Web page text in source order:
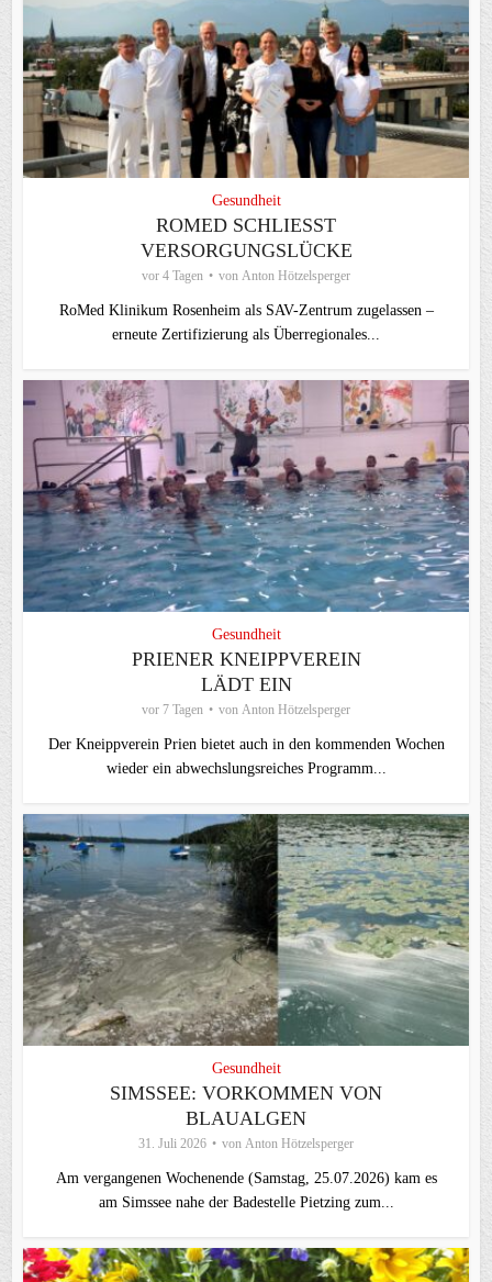
Gesundheit
ROMED SCHLIESST V
ERSORGUNGSLÜCKE
vor 4 Tagen von Anton Hötzelsperger
RoMed Klinikum Rosenheim als SAV-Zentrum zugelassen –
erneute Zertifizierung als Überregionales...
Gesundheit
PRIENER KNEIPPVEREIN
LÄDT EIN
vor 7 Tagen von Anton Hötzelsperger
Der Kneippverein Prien bietet auch in den kommenden Wochen
wieder ein abwechslungsreiches Programm...
Gesundheit
SIMSSEE: VORKOMMEN VON
BLAUALGEN
31. Juli 2026 von Anton Hötzelsperger
Am vergangenen Wochenende (Samstag, 25.07.2026) kam es
am Simssee nahe der Badestelle Pietzing zum...